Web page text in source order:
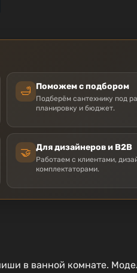
🛁 Поможем с подбором
Подберём сантехнику под
планировку и бюджет.
🤝 Для дизайнеров и B2B
Работаем с клиентами,
комплектаторами.
в ванной комнате.